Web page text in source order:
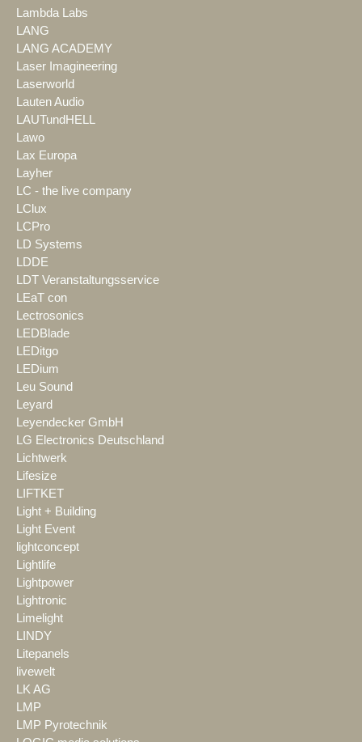
Lambda Labs
LANG
LANG ACADEMY
Laser Imagineering
Laserworld
Lauten Audio
LAUTundHELL
Lawo
Lax Europa
Layher
LC - the live company
LClux
LCPro
LD Systems
LDDE
LDT Veranstaltungsservice
LEaT con
Lectrosonics
LEDBlade
LEDitgo
LEDium
Leu Sound
Leyard
Leyendecker GmbH
LG Electronics Deutschland
Lichtwerk
Lifesize
LIFTKET
Light + Building
Light Event
lightconcept
Lightlife
Lightpower
Lightronic
Limelight
LINDY
Litepanels
livewelt
LK AG
LMP
LMP Pyrotechnik